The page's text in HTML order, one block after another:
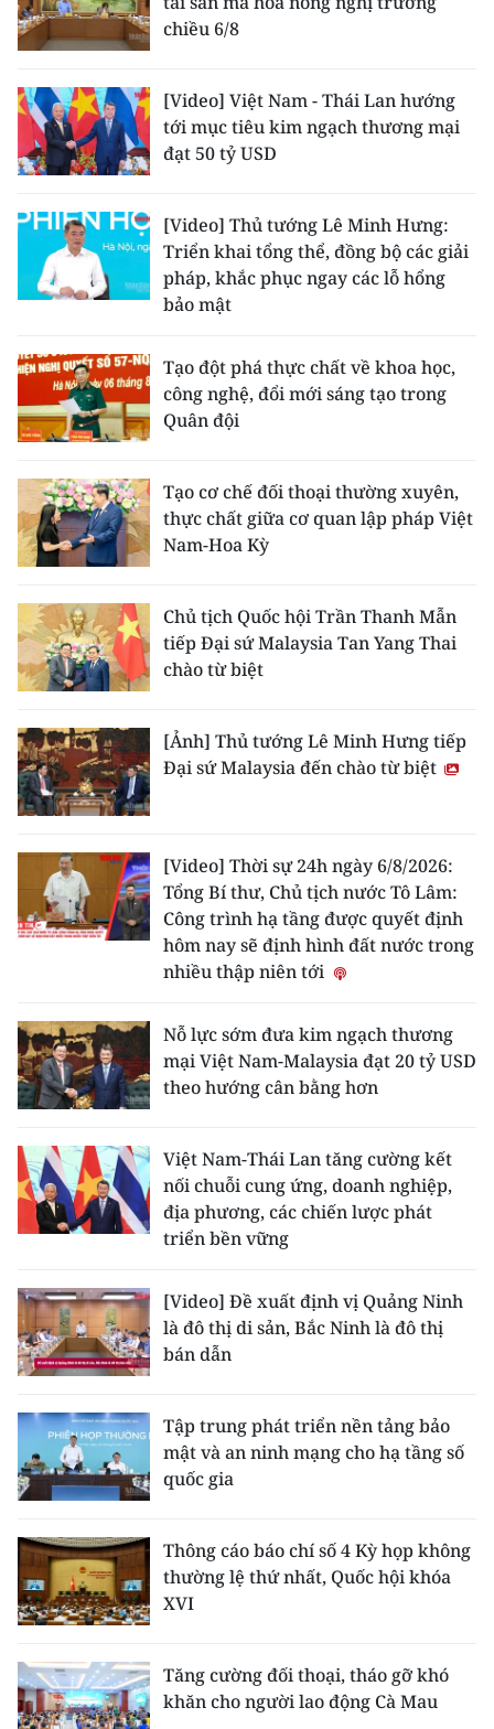
chiều 6/8
[Video] Việt Nam - Thái Lan hướng
tới mục tiêu kim ngạch thương mại
đạt 50 tỷ USD
[Video] Thủ tướng Lê Minh Hưng:
Triển khai tổng thể, đồng bộ các giải
pháp, khắc phục ngay các lỗ hổng
bảo mật
Tạo đột phá thực chất về khoa học,
công nghệ, đổi mới sáng tạo trong
Quân đội
Tạo cơ chế đối thoại thường xuyên,
thực chất giữa cơ quan lập pháp Việt
Nam-Hoa Kỳ
Chủ tịch Quốc hội Trần Thanh Mẫn
tiếp Đại sứ Malaysia Tan Yang Thai
chào từ biệt
[Ảnh] Thủ tướng Lê Minh Hưng tiếp
Đại sứ Malaysia đến chào từ biệt
[Video] Thời sự 24h ngày 6/8/2026:
Tổng Bí thư, Chủ tịch nước Tô Lâm:
Công trình hạ tầng được quyết định
hôm nay sẽ định hình đất nước trong
nhiều thập niên tới
Nỗ lực sớm đưa kim ngạch thương
mại Việt Nam-Malaysia đạt 20 tỷ USD
theo hướng cân bằng hơn
Việt Nam-Thái Lan tăng cường kết
nối chuỗi cung ứng, doanh nghiệp,
địa phương, các chiến lược phát
triển bền vững
[Video] Đề xuất định vị Quảng Ninh
là đô thị di sản, Bắc Ninh là đô thị
bán dẫn
Tập trung phát triển nền tảng bảo
mật và an ninh mạng cho hạ tầng số
quốc gia
Thông cáo báo chí số 4 Kỳ họp không
thường lệ thứ nhất, Quốc hội khóa
XVI
Tăng cường đối thoại, tháo gỡ khó
khăn cho người lao động Cà Mau